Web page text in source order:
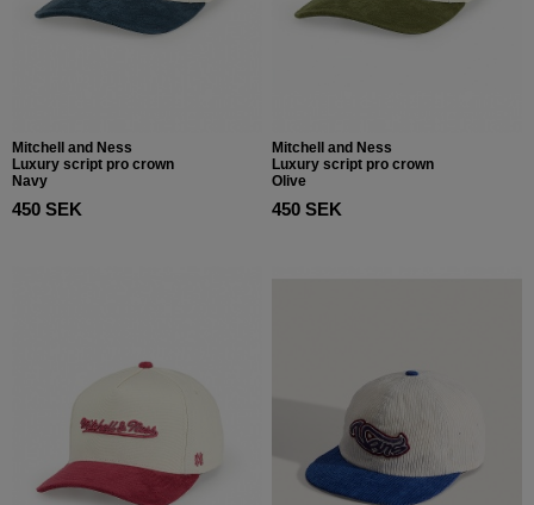
Mitchell and Ness
Luxury script pro crown
Navy
450 SEK
Mitchell and Ness
Luxury script pro crown
Olive
450 SEK